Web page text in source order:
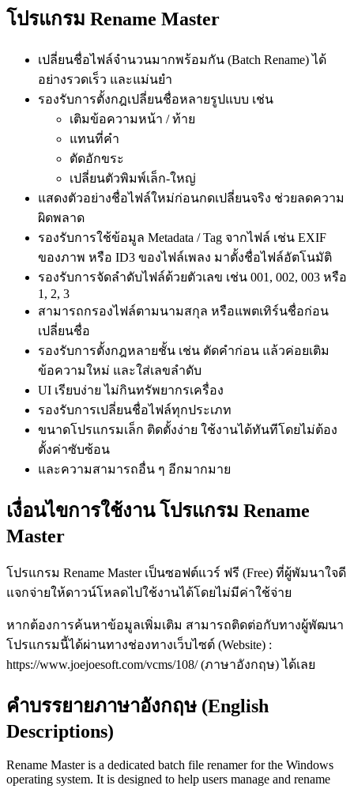
โปรแกรม Rename Master
เปลี่ยนชื่อไฟล์จำนวนมากพร้อมกัน (Batch Rename) ได้
อย่างรวดเร็ว และแม่นยำ
รองรับการตั้งกฎเปลี่ยนชื่อหลายรูปแบบ เช่น
เติมข้อความหน้า / ท้าย
แทนที่คำ
ตัดอักขระ
เปลี่ยนตัวพิมพ์เล็ก-ใหญ่
แสดงตัวอย่างชื่อไฟล์ใหม่ก่อนกดเปลี่ยนจริง ช่วยลดความ
ผิดพลาด
รองรับการใช้ข้อมูล Metadata / Tag จากไฟล์ เช่น EXIF
ของภาพ หรือ ID3 ของไฟล์เพลง มาตั้งชื่อไฟล์อัตโนมัติ
รองรับการจัดลำดับไฟล์ด้วยตัวเลข เช่น 001, 002, 003 หรือ
1, 2, 3
สามารถกรองไฟล์ตามนามสกุล หรือแพตเทิร์นชื่อก่อน
เปลี่ยนชื่อ
รองรับการตั้งกฎหลายชั้น เช่น ตัดคำก่อน แล้วค่อยเติม
ข้อความใหม่ และใส่เลขลำดับ
UI เรียบง่าย ไม่กินทรัพยากรเครื่อง
รองรับการเปลี่ยนชื่อไฟล์ทุกประเภท
ขนาดโปรแกรมเล็ก ติดตั้งง่าย ใช้งานได้ทันทีโดยไม่ต้อง
ตั้งค่าซับซ้อน
และความสามารถอื่น ๆ อีกมากมาย
เงื่อนไขการใช้งาน โปรแกรม Rename
Master
โปรแกรม Rename Master เป็นซอฟต์แวร์ ฟรี (Free) ที่ผู้พัมนาใจดี
แจกจ่ายให้ดาวน์โหลดไปใช้งานได้โดยไม่มีค่าใช้จ่าย
หากต้องการค้นหาข้อมูลเพิ่มเติม สามารถติดต่อกับทางผู้พัฒนา
โปรแกรมนี้ได้ผ่านทางช่องทางเว็บไซต์ (Website) :
https://www.joejoesoft.com/vcms/108/ (ภาษาอังกฤษ) ได้เลย
คำบรรยายภาษาอังกฤษ (English
Descriptions)
Rename Master is a dedicated batch file renamer for the Windows
operating system. It is designed to help users manage and rename